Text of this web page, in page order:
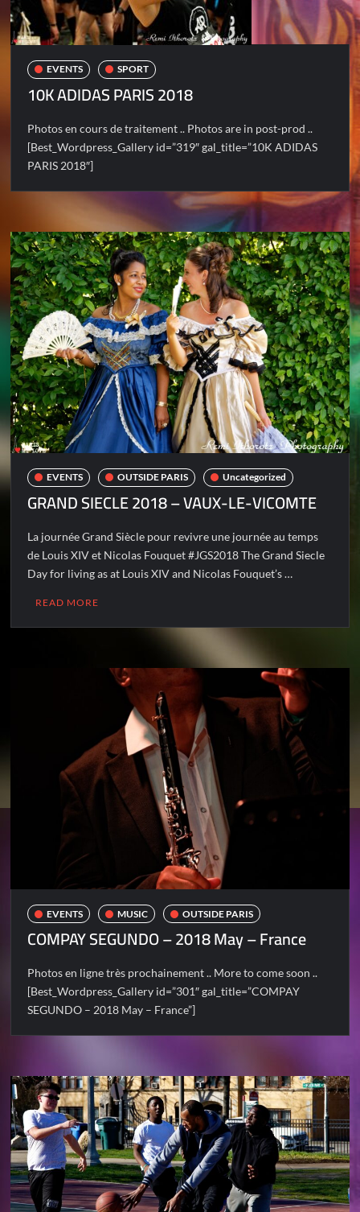
EVENTS SPORT
10K ADIDAS PARIS 2018
Photos en cours de traitement .. Photos are in post-prod ..
[Best_Wordpress_Gallery id=”319″ gal_title=”10K ADIDAS
PARIS 2018″]
EVENTS OUTSIDE PARIS Uncategorized
GRAND SIECLE 2018 – VAUX-LE-VICOMTE
La journée Grand Siècle pour revivre une journée au temps
de Louis XIV et Nicolas Fouquet #JGS2018 The Grand Siecle
Day for living as at Louis XIV and Nicolas Fouquet’s …
READ MORE
EVENTS MUSIC OUTSIDE PARIS
COMPAY SEGUNDO – 2018 May – France
Photos en ligne très prochainement .. More to come soon ..
[Best_Wordpress_Gallery id=”301″ gal_title=”COMPAY
SEGUNDO – 2018 May – France”]